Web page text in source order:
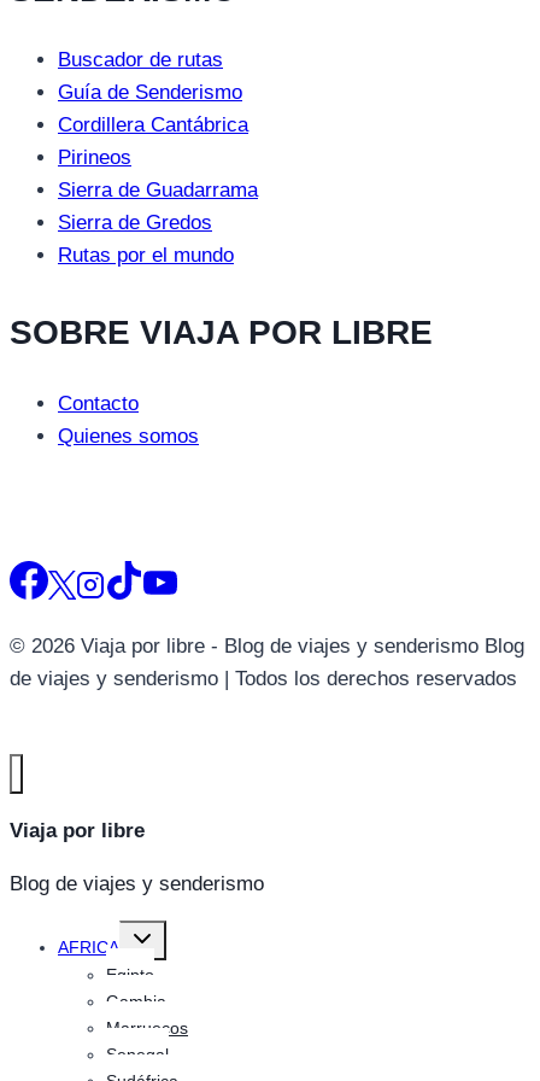
Buscador de rutas
Guía de Senderismo
Cordillera Cantábrica
Pirineos
Sierra de Guadarrama
Sierra de Gredos
Rutas por el mundo
SOBRE VIAJA POR LIBRE
Contacto
Quienes somos
© 2026 Viaja por libre - Blog de viajes y senderismo Blog
de viajes y senderismo | Todos los derechos reservados
Viaja por libre
Blog de viajes y senderismo
AFRICA
Alternar
hijo
Egipto
Gambia
Marruecos
Senegal